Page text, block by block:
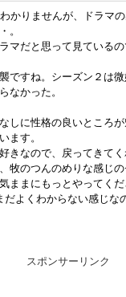
かりませんが、ドラマ
。
マだと思って見ている
ですね。シーズン２は
なかった。
しに性格の良いところ
ます。
きなので、戻ってきて
牧のつんのめりな感じの
ままにもっとやってくだ
だよくわからない感じな
スポンサーリンク